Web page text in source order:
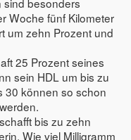
Woche fünf Kilometer
um zehn Prozent und
25 Prozent seines
sein HDL um bis zu
30 können so schon
bis zu zehn
Wie viel Milligramm